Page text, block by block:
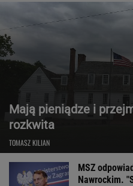
Mają pieniądze i
rozkwita
TOMASZ KILIAN
MSZ
Nawrockim.